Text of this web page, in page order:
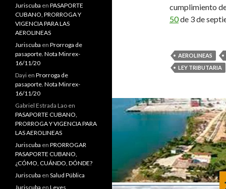
cumplimiento
50de 3 de
AEROLINEAS
LEY TRIBUTARIA
:Juriscuba en PASAPORTE
CUBANO, PRORROGA Y
VIGENCIA PARA LAS
AEROLINEAS
Juriscuba en Prorroga de
pasaporte. Nota Minrex-
16/11/20
Dayi en Prorroga de
pasaporte. Nota Minrex-
16/11/20
Gabriel Estrada Lao en
PASAPORTE CUBANO,
PRORROGA Y VIGENCIA PARA
LAS AEROLINEAS
Juriscuba en PRORROGAR
PASAPORTE CUBANO,
¿CÓMO, CUÁNDO, DÓNDE?
Juriscuba en Salud Pública
Juriscuba en Leyes